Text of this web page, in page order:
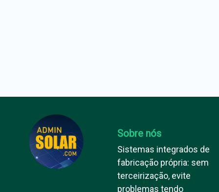
Sobre nós
Sistemas integrados de
fabricação própria: sem
terceirização, evite
problemas tendo